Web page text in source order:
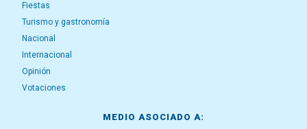
Fiestas
Turismo y gastronomía
Nacional
Internacional
Opinión
Votaciones
MEDIO ASOCIADO A: